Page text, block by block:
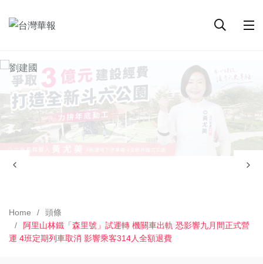
Home
頭條
阿里山林鐵「森里號」試運轉 機關車出軌 恐影響九月間正式營
運 4班定期列車取消 影響乘客314人全額退費